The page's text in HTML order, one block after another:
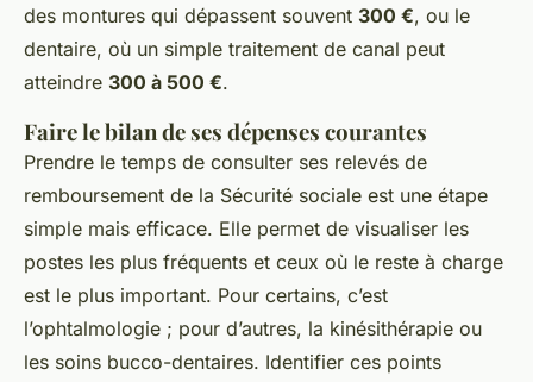
des montures qui dépassent souvent 300 €, ou le
dentaire, où un simple traitement de canal peut
atteindre 300 à 500 €.
Faire le bilan de ses dépenses courantes
Prendre le temps de consulter ses relevés de
remboursement de la Sécurité sociale est une étape
simple mais efficace. Elle permet de visualiser les
postes les plus fréquents et ceux où le reste à charge
est le plus important. Pour certains, c’est
l’ophtalmologie ; pour d’autres, la kinésithérapie ou
les soins bucco-dentaires. Identifier ces points